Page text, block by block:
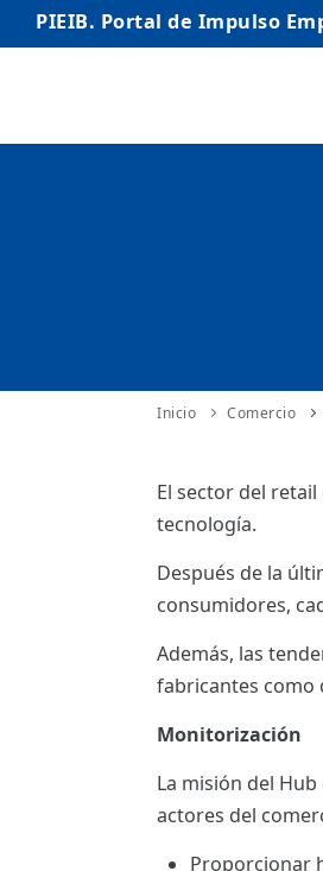
PIEIB. Portal de Impulso
INICIO
INTERNACIONALIZACIÓN
Inicio Comercio
El sector del
tecnología.
Después de la
consumidores,
Además, las
fabricantes como
Monitorización
La misión del
actores del
Proporcionar